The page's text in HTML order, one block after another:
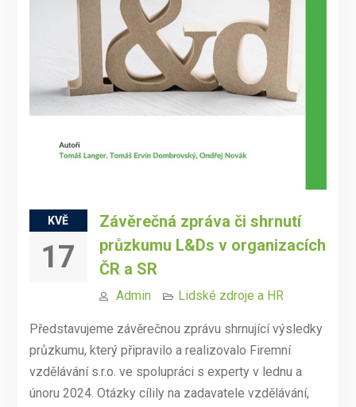
KVĚ
17
Závěrečná zpráva či shrnutí
průzkumu L&Ds v organizacích
ČR a SR
Admin Lidské zdroje a HR
Představujeme závěrečnou zprávu shrnující výsledky
průzkumu, který připravilo a realizovalo Firemní
vzdělávání s.r.o. ve spolupráci s experty v lednu a
únoru 2024. Otázky cílily na zadavatele vzdělávání,